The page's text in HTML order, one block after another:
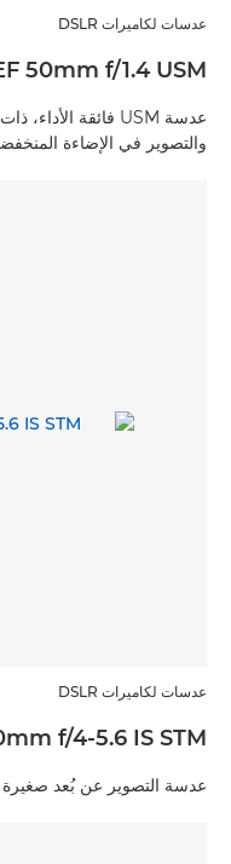
عدسات لكاميرات DSLR
50mm f/1.4 USM
والتصوير في الإضاءة
عدسات لكاميرات DSLR
f/4-5.6 IS STM
عدسة التصوير عن بُعد صغيرة